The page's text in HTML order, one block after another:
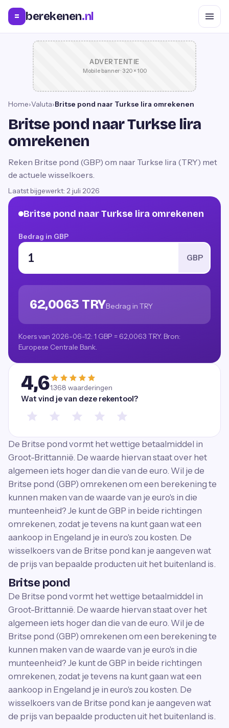
= berekenen.nl
ADVERTENTIE
Mobile banner · 320 × 100
Home›Valuta›Britse pond naar Turkse lira omrekenen
Britse pond naar Turkse lira
omrekenen
Reken Britse pond (GBP) om naar Turkse lira (TRY) met
de actuele wisselkoers.
Laatst bijgewerkt: 2 juli 2026
Britse pond naar Turkse lira omrekenen
Bedrag in GBP
GBP
62,0063 TRYBedrag in TRY
Koers van 2026-06-12: 1 GBP = 62,0063 TRY. Bron:
Europese Centrale Bank.
4,61.368 waarderingen
Wat vind je van deze rekentool?
De Britse pond vormt het wettige betaalmiddel in
Groot-Brittannië. De waarde hiervan staat over het
algemeen iets hoger dan die van de euro. Wil je de
Britse pond (GBP) omrekenen om een berekening te
kunnen maken van de waarde van je euro's in die
munteenheid? Je kunt de GBP in beide richtingen
omrekenen, zodat je tevens na kunt gaan wat een
aankoop in Engeland je in euro's zou kosten. De
wisselkoers van de Britse pond kan je aangeven wat
de prijs van bepaalde producten uit het buitenland is.
Britse pond
De Britse pond vormt het wettige betaalmiddel in
Groot-Brittannië. De waarde hiervan staat over het
algemeen iets hoger dan die van de euro. Wil je de
Britse pond (GBP) omrekenen om een berekening te
kunnen maken van de waarde van je euro's in die
munteenheid? Je kunt de GBP in beide richtingen
omrekenen, zodat je tevens na kunt gaan wat een
aankoop in Engeland je in euro's zou kosten. De
wisselkoers van de Britse pond kan je aangeven wat
de prijs van bepaalde producten uit het buitenland is.